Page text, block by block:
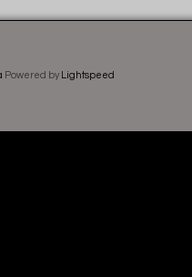
Powered by Lightspeed